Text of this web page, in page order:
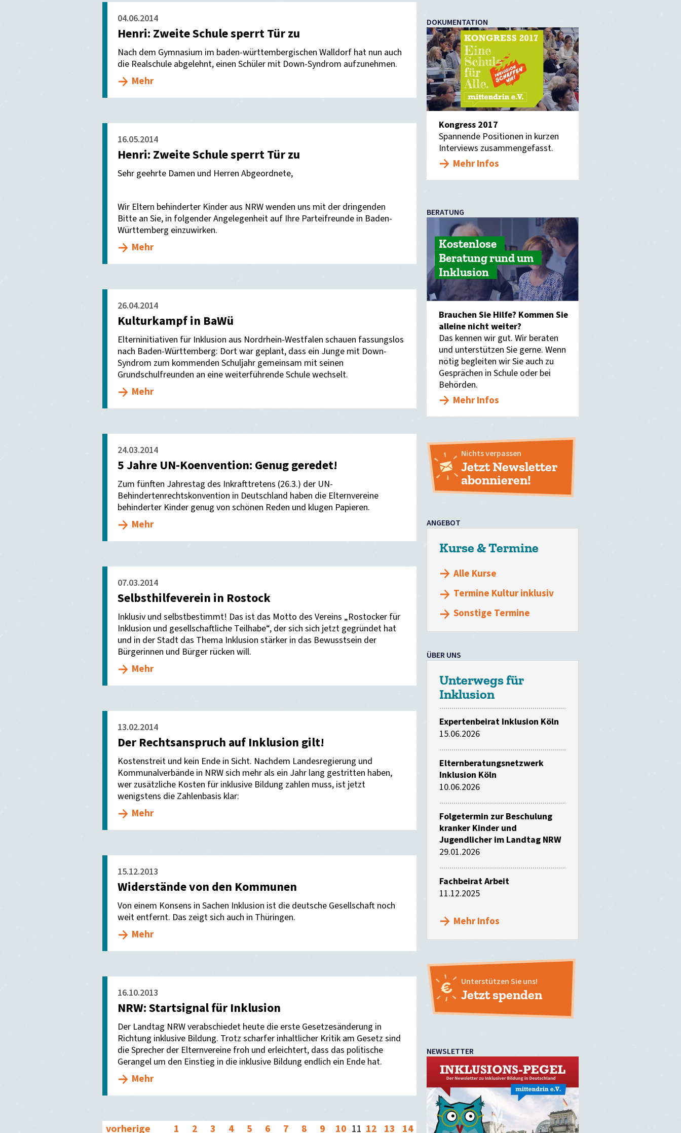
04.06.2014
Henri: Zweite Schule sperrt Tür zu
Nach dem Gymnasium im baden-württembergischen Walldorf hat nun auch
die Realschule abgelehnt, einen Schüler mit Down-Syndrom aufzunehmen.
Mehr
16.05.2014
Henri: Zweite Schule sperrt Tür zu
Sehr geehrte Damen und Herren Abgeordnete,
Wir Eltern behinderter Kinder aus NRW wenden uns mit der dringenden
Bitte an Sie, in folgender Angelegenheit auf Ihre Parteifreunde in Baden-
Württemberg einzuwirken.
Mehr
26.04.2014
Kulturkampf in BaWü
Elterninitiativen für Inklusion aus Nordrhein-Westfalen schauen fassungslos
nach Baden-Württemberg: Dort war geplant, dass ein Junge mit Down-
Syndrom zum kommenden Schuljahr gemeinsam mit seinen
Grundschulfreunden an eine weiterführende Schule wechselt.
Mehr
24.03.2014
5 Jahre UN-Koenvention: Genug geredet!
Zum fünften Jahrestag des Inkrafttretens (26.3.) der UN-
Behindertenrechtskonvention in Deutschland haben die Elternvereine
behinderter Kinder genug von schönen Reden und klugen Papieren.
Mehr
07.03.2014
Selbsthilfeverein in Rostock
Inklusiv und selbstbestimmt! Das ist das Motto des Vereins „Rostocker für
Inklusion und gesellschaftliche Teilhabe“, der sich sich jetzt gegründet hat
und in der Stadt das Thema Inklusion stärker in das Bewusstsein der
Bürgerinnen und Bürger rücken will.
Mehr
13.02.2014
Der Rechtsanspruch auf Inklusion gilt!
Kostenstreit und kein Ende in Sicht. Nachdem Landesregierung und
Kommunalverbände in NRW sich mehr als ein Jahr lang gestritten haben,
wer zusätzliche Kosten für inklusive Bildung zahlen muss, ist jetzt
wenigstens die Zahlenbasis klar:
Mehr
15.12.2013
Widerstände von den Kommunen
Von einem Konsens in Sachen Inklusion ist die deutsche Gesellschaft noch
weit entfernt. Das zeigt sich auch in Thüringen.
Mehr
16.10.2013
NRW: Startsignal für Inklusion
Der Landtag NRW verabschiedet heute die erste Gesetzesänderung in
Richtung inklusive Bildung. Trotz scharfer inhaltlicher Kritik am Gesetz sind
die Sprecher der Elternvereine froh und erleichtert, dass das politische
Gerangel um den Einstieg in die inklusive Bildung endlich ein Ende hat.
Mehr
vorherige 1 2 3 4 5 6 7 8 9 10 11 12 13 14
DOKUMENTATION
Kongress 2017
Spannende Positionen in kurzen
Interviews zusammengefasst.
Mehr Infos
BERATUNG
Kostenlose
Beratung rund um
Inklusion
Brauchen Sie Hilfe? Kommen Sie
alleine nicht weiter?
Das kennen wir gut. Wir beraten
und unterstützen Sie gerne. Wenn
nötig begleiten wir Sie auch zu
Gesprächen in Schule oder bei
Behörden.
Mehr Infos
Nichts verpassen
Jetzt Newsletter
abonnieren!
ANGEBOT
Kurse & Termine
Alle Kurse
Termine Kultur inklusiv
Sonstige Termine
ÜBER UNS
Unterwegs für
Inklusion
Expertenbeirat Inklusion Köln
15.06.2026
Elternberatungsnetzwerk
Inklusion Köln
10.06.2026
Folgetermin zur Beschulung
kranker Kinder und
Jugendlicher im Landtag NRW
29.01.2026
Fachbeirat Arbeit
11.12.2025
Mehr Infos
Unterstützen Sie uns!
Jetzt spenden
NEWSLETTER